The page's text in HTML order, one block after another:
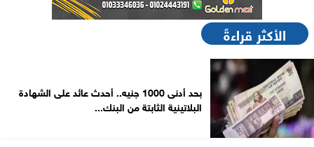
الأكثر قراءةً
بحد أدنى 1000 جنيه.. أحدث عائد على الشهادة
البلاتينية الثابتة من البنك...